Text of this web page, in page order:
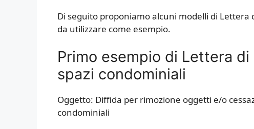
Di seguito proponiamo alcuni modelli di
da utilizzare come esempio.
Primo esempio di Lettera
spazi condominiali
Oggetto: Diffida per rimozione oggetti e/o
condominiali